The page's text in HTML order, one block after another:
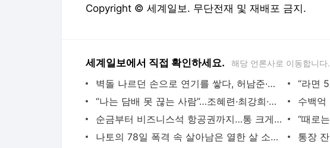
Copyright © 세계일보. 무단전재 및 재배포 금지.
세계일보에서 직접 확인하세요. 해당 언론사로 이동합니다.
벽돌 나르던 손으로 연기를 쌓다, 허남준·안보현·이도현의 굳은살 기록
“나는 담배 못 끊는 사람”…조혜련·최강희·김동완이 금연에 성공한 이유
순금부터 비즈니스석 항공권까지…통 크게 스태프 챙긴 소지섭·아이유·김우빈
나토의 78일 폭격 속 살아남은 열한 살 소년은 어떻게 세계 1위가 됐나